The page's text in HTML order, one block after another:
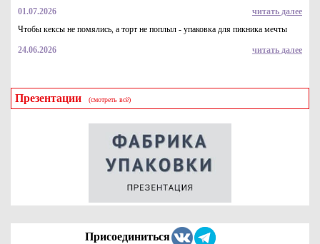
Нарукавники одноразовые полиэтиленовые 40*20 см,
01.07.2026
читать далее
Чтобы кексы не помялись, а торт не поплыл - упаковка для пикника мечты
24.06.2026 читать далее
Презентации (смотреть всё)
Присоединиться